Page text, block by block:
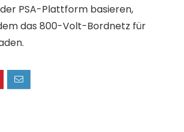
PSA-Plattform basieren,
das 800-Volt-Bordnetz für